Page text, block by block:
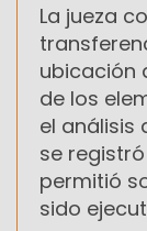
La jueza
ubicación
de los
el análisis
se
permitió
sido